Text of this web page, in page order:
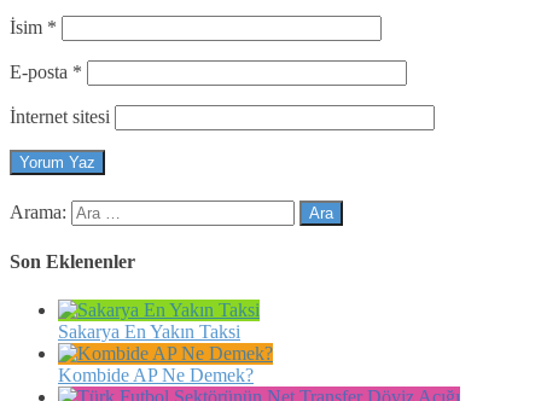
İsim *
E-posta *
İnternet sitesi
Arama:
Son Eklenenler
Sakarya En Yakın Taksi
Kombide AP Ne Demek?